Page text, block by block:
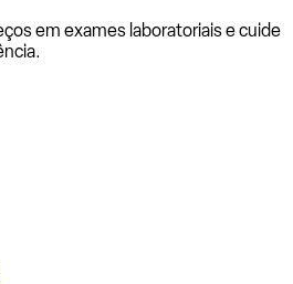
em exames laboratoriais e cuide